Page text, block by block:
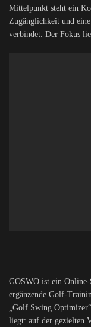
Mittelpunkt steht ein
Zugänglichkeit und
verbindet. Der Fokus
GOSWO ist ein
ergänzende Golf-
„Golf Swing
liegt: auf der gezielten